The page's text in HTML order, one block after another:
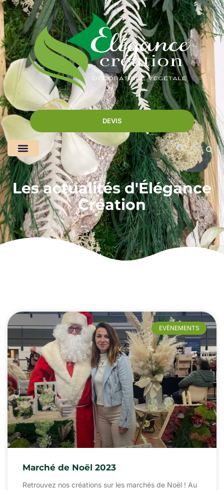
DEVIS
Les actualités d'Élégance
Création
EVÈNEMENTS
Marché de Noël 2023
Retrouvez nos créations sur les marchés de Noël ! Au